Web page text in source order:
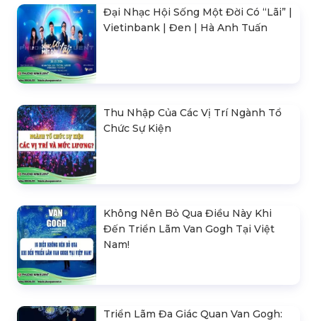
Đại Nhạc Hội Sống Một Đời Có “Lãi” |
Vietinbank | Đen | Hà Anh Tuấn
Thu Nhập Của Các Vị Trí Ngành Tổ
Chức Sự Kiện
Không Nên Bỏ Qua Điều Này Khi
Đến Triển Lãm Van Gogh Tại Việt
Nam!
Triển Lãm Đa Giác Quan Van Gogh: